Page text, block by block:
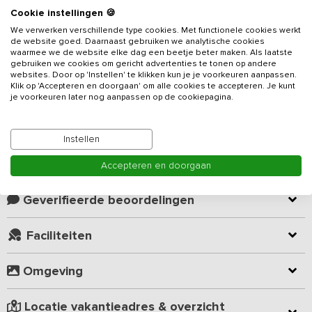
Beschrijving
Houd je niet van de drukte en het massale van vakantieparken,
dan is ditvakantieadresvlakbij de Noordzee kust de ideale
locatie. Het vakantiegevoel bekruipt je al zodra je vanaf de weg
het rietgedekte huis in je vizier krijgt. Dit 14-persoons vakantiehuis,
voor meerdere gezinnen of een familie-uitje.
Er is een ruime woonkamer met open keuken. In het zitgedeelte
staan, een knusse plek om samen te komen. De keuken is o.a.
gasfornuis en vaatwasser, zodat je met gemak een heerlijke
maaltijd kunt bereiden. Gezamenlijk genieten van al het lekkers
kan aan de lange eettafel.
De woning beschikt over 4 slaapkamers beneden met ieder een
eigen badkamer met douche, toilet en wastafel. Eén van de
Kamer indeling
Geverifieerde beoordelingen
Faciliteiten
Omgeving
Locatie vakantieadres & overzicht
Cookie instellingen 🍪
We verwerken verschillende type cookies. Met functionele cookies werkt
de website goed. Daarnaast gebruiken we analytische cookies
waarmee we de website elke dag een beetje beter maken. Als laatste
gebruiken we cookies om gericht advertenties te tonen op andere
websites. Door op 'Instellen' te klikken kun je je voorkeuren aanpassen.
Klik op 'Accepteren en doorgaan' om alle cookies te accepteren. Je kunt
je voorkeuren later nog aanpassen op de cookiepagina.
Instellen
Accepteren en doorgaan